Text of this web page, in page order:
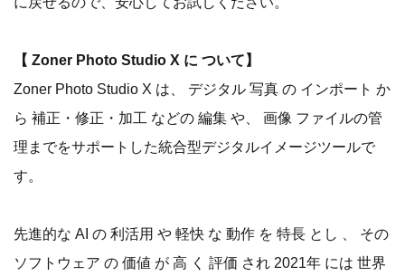
【 Zoner Photo Studio X に ついて】
Zoner Photo Studio X は、 デジタル 写真 の インポート か
ら 補正・修正・加工 などの 編集 や、 画像 ファイルの管
理までをサポートした統合型デジタルイメージツールで
す。
先進的な AI の 利活用 や 軽快 な 動作 を 特長 とし 、 その
ソフトウェア の 価値 が 高 く 評価 され 2021年 には 世界